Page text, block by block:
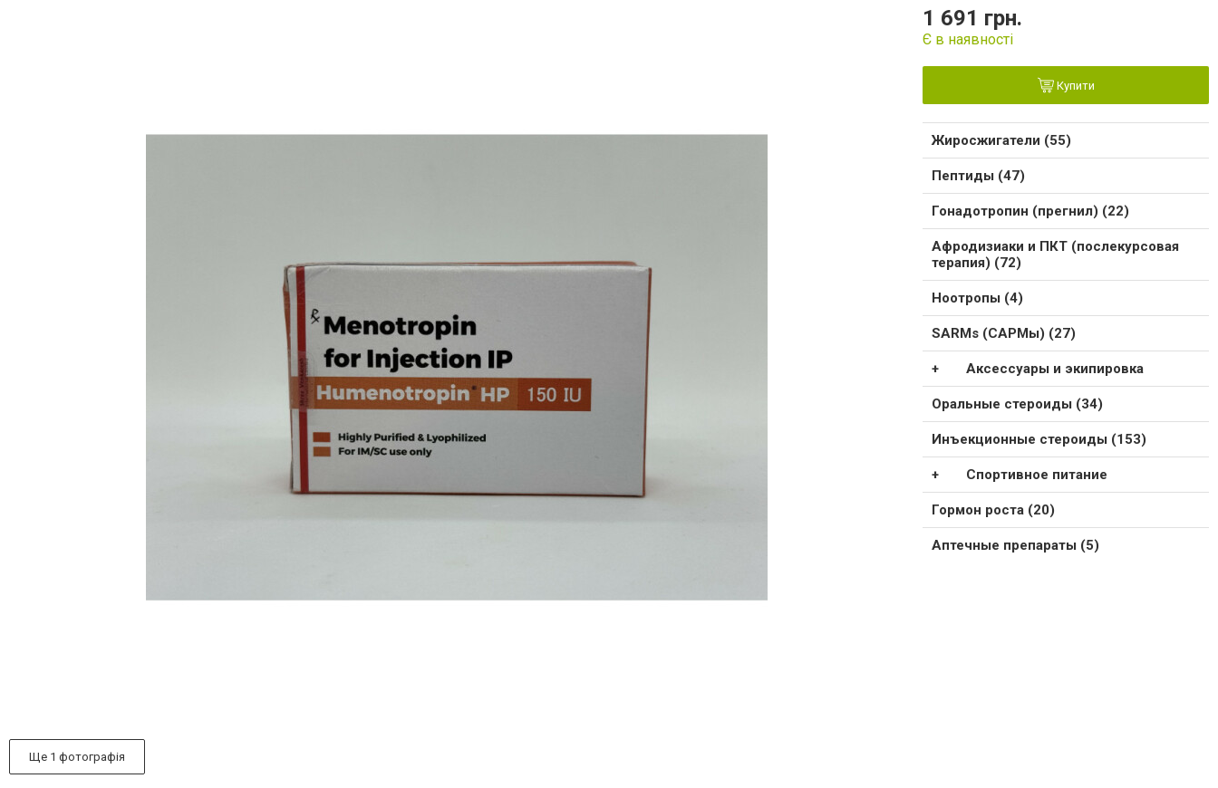
Ще 1 фотографія
1 691 грн.
Є в наявності
Купити
Жиросжигатели (55)
Пептиды (47)
Гонадотропин (прегнил) (22)
Афродизиаки и ПКТ (послекурсовая
терапия) (72)
Ноотропы (4)
SARMs (САРМы) (27)
Аксессуары и экипировка
Оральные стероиды (34)
Инъекционные стероиды (153)
Спортивное питание
Гормон роста (20)
Аптечные препараты (5)